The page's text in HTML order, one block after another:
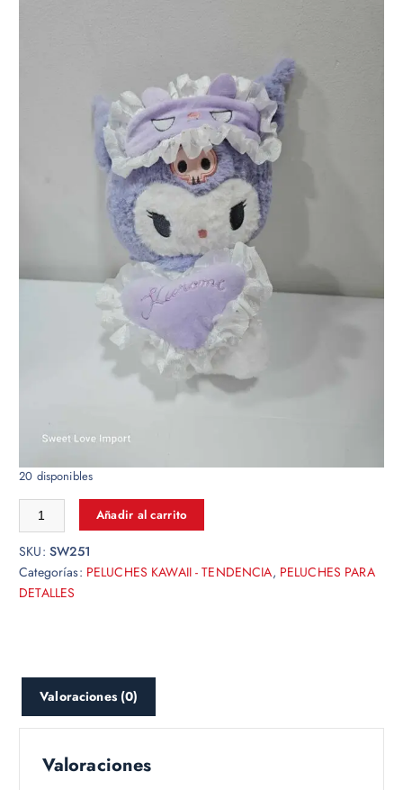
KUROMI ANTIFAZ 22CM
20 disponibles
Añadir al carrito
SKU: SW251
Categorías: PELUCHES KAWAII - TENDENCIA, PELUCHES PARA
DETALLES
Valoraciones (0)
Valoraciones